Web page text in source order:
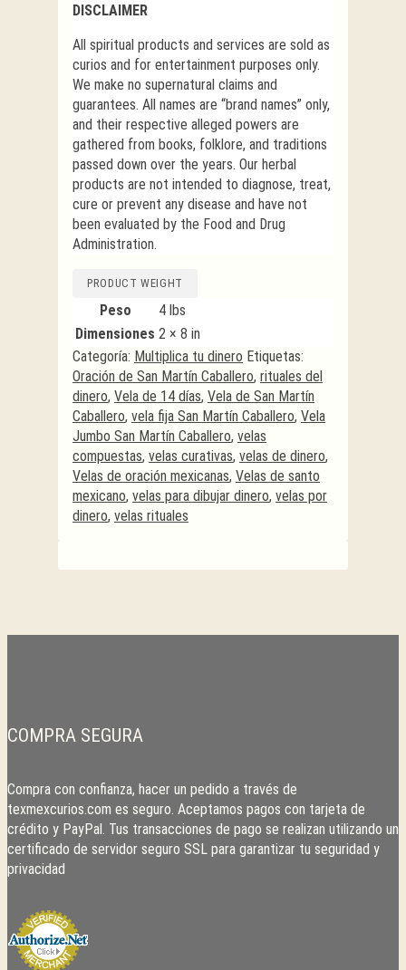
DISCLAIMER
All spiritual products and services are sold as
curios and for entertainment purposes only.
We make no supernatural claims and
guarantees. All names are “brand names” only,
and their respective alleged powers are
gathered from books, folklore, and traditions
passed down over the years. Our herbal
products are not intended to diagnose, treat,
cure or prevent any disease and have not
been evaluated by the Food and Drug
Administration.
PRODUCT WEIGHT
Peso
4 lbs
Dimensiones 2 × 8 in
Categoría: Multiplica tu dinero Etiquetas:
Oración de San Martín Caballero, rituales del
dinero, Vela de 14 días, Vela de San Martín
Caballero, vela fija San Martín Caballero, Vela
Jumbo San Martín Caballero, velas
compuestas, velas curativas, velas de dinero,
Velas de oración mexicanas, Velas de santo
mexicano, velas para dibujar dinero, velas por
dinero, velas rituales
COMPRA SEGURA
Compra con confianza, hacer un pedido a través de
texmexcurios.com es seguro. Aceptamos pagos con tarjeta de
crédito y PayPal. Tus transacciones de pago se realizan utilizando un
certificado de servidor seguro SSL para garantizar tu seguridad y
privacidad